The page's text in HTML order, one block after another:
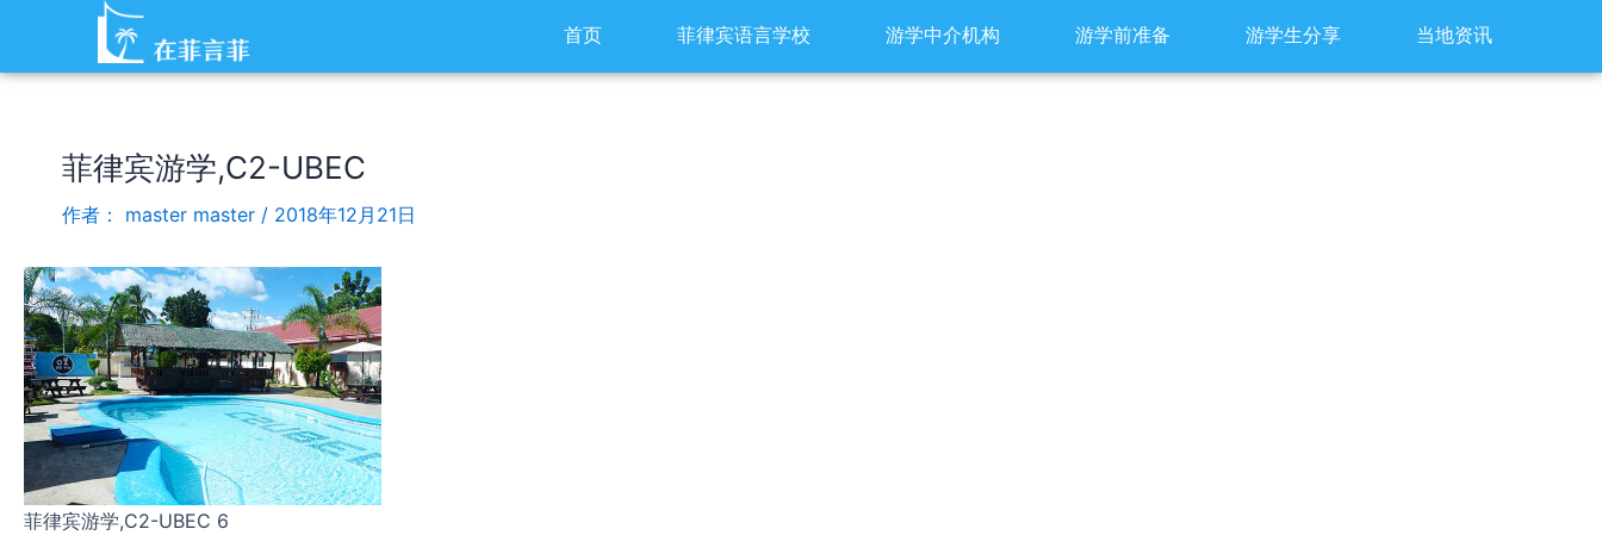
内
首页 菲律宾语言学校 游学中介机构 游学前准备 游学生分享 当地资讯
菲律宾游学,C2-UBEC
作者： master master / 2018年12月21日
菲律宾游学,C2-UBEC 6
Post
navigation